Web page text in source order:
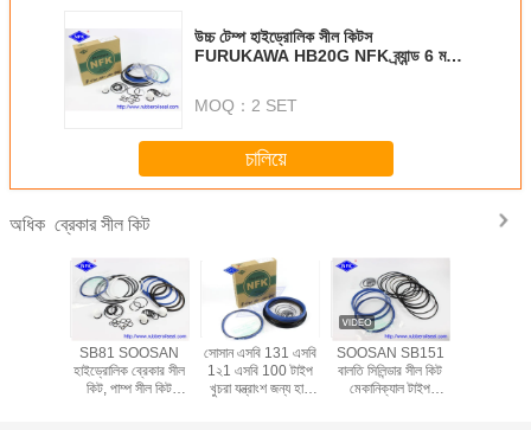
উচ্চ টেম্প হাইড্রোলিক সীল কিটস
FURUKAWA HB20G NFK ব্র্যান্ড 6 মন্টেস
MOQ： 2 SET
চালিয়ে
অধিক ব্রেকার সীল কিট
SB81 SOOSAN
হাইড্রোলিক ব্রেকার সীল
কিট, পাম্প সীল কিট
সোসান এসবি 131 এসবি
1২1 এসবি 100 টাইপ
খুচরা যন্ত্রাংশ জন্য হাই
SOOSAN SB151
বালতি সিলিন্ডার সীল কিট
মেকানিক্যাল টাইপ